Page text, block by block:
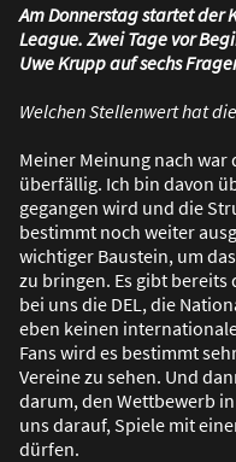
Am Donnerstag startet der
League. Zwei Tage vor
Uwe Krupp auf sechs
Welchen Stellenwert hat
Meiner Meinung nach
überfällig. Ich bin davon
gegangen wird und die
bestimmt noch weiter
wichtiger Baustein, um
zu bringen. Es gibt
bei uns die DEL, die
eben keinen
Fans wird es bestimmt
Vereine zu sehen. Und
darum, den Wettbewerb
uns darauf, Spiele mit
dürfen.